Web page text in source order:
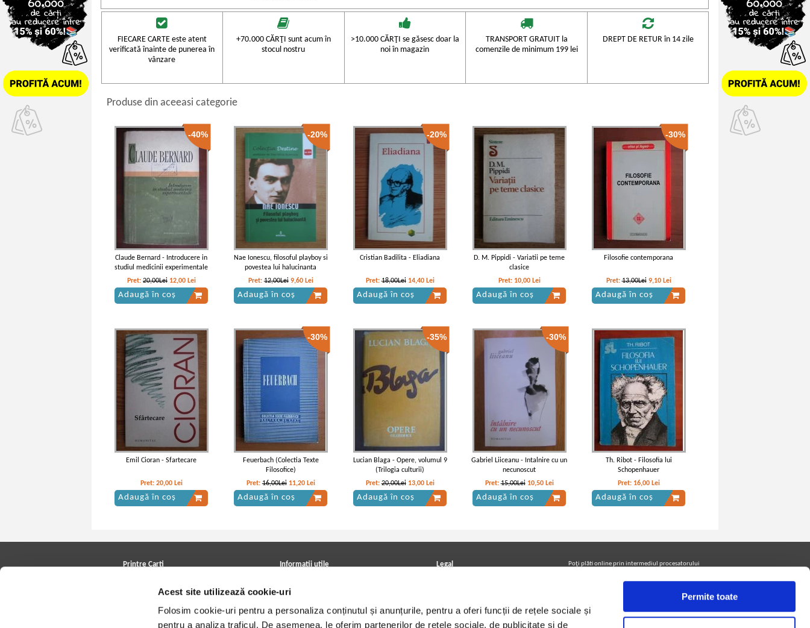
Acest site utilizează cookie-uri
Folosim cookie-uri pentru a personaliza conținutul și anunțurile, pentru a oferi funcții de rețele sociale și
pentru a analiza traficul. De asemenea, le oferim partenerilor de rețele sociale, de publicitate și de
Permite toate
FIECARE CARTE este atent
verificată înainte de punerea în
vânzare
+70.000 CĂRŢI sunt acum în
stocul nostru
>10.000 CĂRŢI se găsesc doar la
noi în magazin
TRANSPORT GRATUIT la
comenzile de minimum 199 lei
DREPT DE RETUR în 14 zile
Produse din aceeasi categorie
-40%
Claude Bernard - Introducere in
studiul medicinii experimentale
Pret: 20,00Lei 12,00 Lei
Adaugă în coș
-20%
Nae Ionescu, filosoful playboy si
povestea lui halucinanta
Pret:12,00Lei 9,60 Lei
Adaugă în coș
-20%
Cristian Badilita - Eliadiana
Pret:18,00Lei 14,40 Lei
Adaugă în coș
D. M. Pippidi - Variatii pe teme
clasice
Pret: 10,00 Lei
Adaugă în coș
-30%
Filosofie contemporana
Pret:13,00Lei 9,10 Lei
Adaugă în coș
Emil Cioran - Sfartecare
Pret: 20,00 Lei
Adaugă în coș
-30%
Feuerbach (Colectia Texte
Filosofice)
Pret:16,00Lei 11,20 Lei
Adaugă în coș
-35%
Lucian Blaga - Opere, volumul 9
(Trilogia culturii)
Pret:20,00Lei 13,00 Lei
Adaugă în coș
-30%
Gabriel Liiceanu - Intalnire cu un
necunoscut
Pret:15,00Lei 10,50 Lei
Adaugă în coș
Th. Ribot - Filosofia lui
Schopenhauer
Pret: 16,00 Lei
Adaugă în coș
Printre Carti Informatii utile
Achizitii viniluri, casete, CD/DVD
Cum cumpar?
Politica de livrare
Legal
Termeni si conditii
Utilizare cookie-uri
Poţi plăti online prin intermediul procesatorului
Urmăreşte-ne pe facebook pentru a fi la curent cu